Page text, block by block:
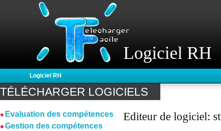
Logiciel RH
Logiciel RH
TÉLÉCHARGER LOGICIELS
Evaluation des compétences
Gestion des compétences
Editeur de logiciel: